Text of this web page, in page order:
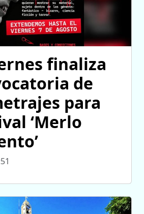
finaliza
de
para
‘Merlo